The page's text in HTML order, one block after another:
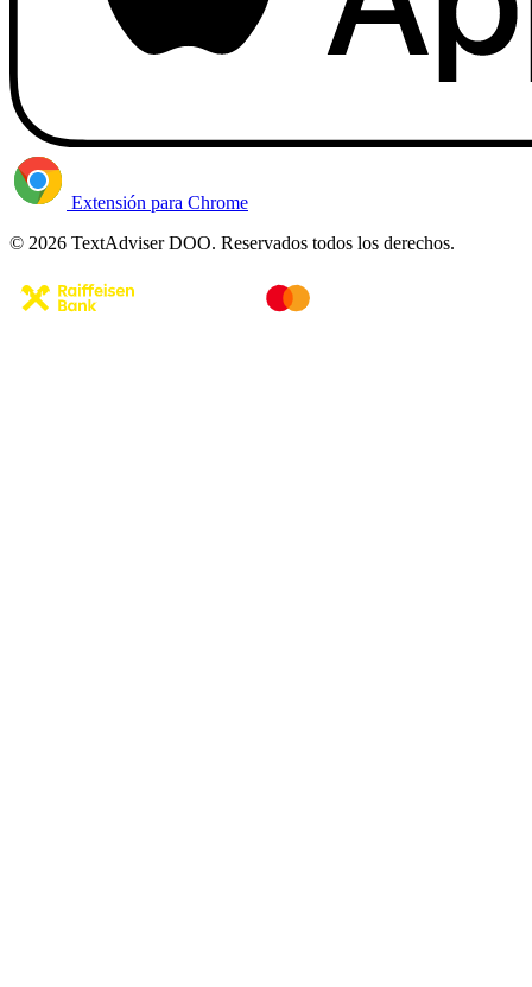
Extensión para Chrome
© 2026 TextAdviser DOO. Reservados todos los derechos.